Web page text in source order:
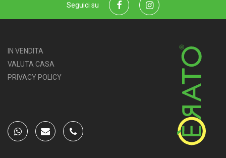
Seguici su FacebookInstagram
IN VENDITA
VALUTA CASA
PRIVACY POLICY
whatsappemail phone